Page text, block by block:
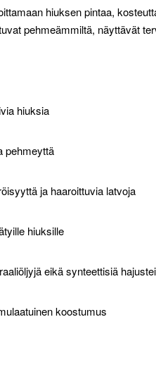
hiuksen pintaa,
pehmeämmiltä, näyttävät
hiuksia
pehmeyttä
ja haaroittuvia latvoja
hiuksille
eikä synteettisiä
koostumus